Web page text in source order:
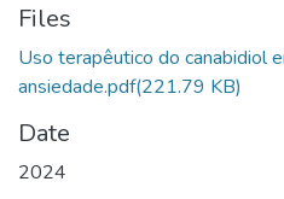
Files
Uso terapêutico do canabidiol
ansiedade.pdf(221.79 KB)
Date
2024